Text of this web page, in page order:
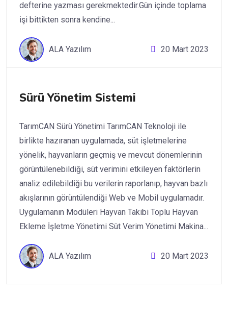
defterine yazması gerekmektedir.Gün içinde toplama
işi bittikten sonra kendine...
ALA Yazılım 20 Mart 2023
Sürü Yönetim Sistemi
TarımCAN Sürü Yönetimi TarımCAN Teknoloji ile
birlikte hazıranan uygulamada, süt işletmelerine
yönelik, hayvanların geçmiş ve mevcut dönemlerinin
görüntülenebildiği, süt verimini etkileyen faktörlerin
analiz edilebildiği bu verilerin raporlanıp, hayvan bazlı
akışlarının görüntülendiği Web ve Mobil uygulamadır.
Uygulamanın Modüleri Hayvan Takibi Toplu Hayvan
Ekleme İşletme Yönetimi Süt Verim Yönetimi Makina...
ALA Yazılım 20 Mart 2023